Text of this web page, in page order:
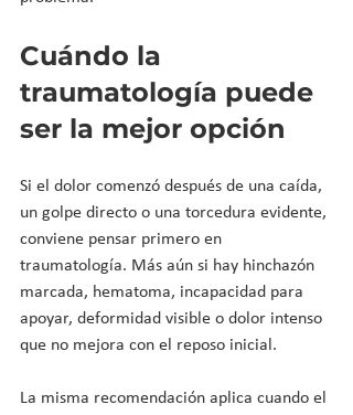
Cuándo la
traumatología puede
ser la mejor opción
Si el dolor comenzó después de una caída,
un golpe directo o una torcedura evidente,
conviene pensar primero en
traumatología. Más aún si hay hinchazón
marcada, hematoma, incapacidad para
apoyar, deformidad visible o dolor intenso
que no mejora con el reposo inicial.
La misma recomendación aplica cuando el